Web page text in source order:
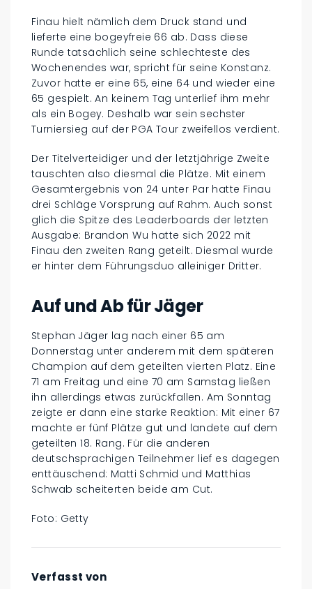
Finau hielt nämlich dem Druck stand und
lieferte eine bogeyfreie 66 ab. Dass diese
Runde tatsächlich seine schlechteste des
Wochenendes war, spricht für seine Konstanz.
Zuvor hatte er eine 65, eine 64 und wieder eine
65 gespielt. An keinem Tag unterlief ihm mehr
als ein Bogey. Deshalb war sein sechster
Turniersieg auf der PGA Tour zweifellos verdient.
Der Titelverteidiger und der letztjährige Zweite
tauschten also diesmal die Plätze. Mit einem
Gesamtergebnis von 24 unter Par hatte Finau
drei Schläge Vorsprung auf Rahm. Auch sonst
glich die Spitze des Leaderboards der letzten
Ausgabe: Brandon Wu hatte sich 2022 mit
Finau den zweiten Rang geteilt. Diesmal wurde
er hinter dem Führungsduo alleiniger Dritter.
Auf und Ab für Jäger
Stephan Jäger lag nach einer 65 am
Donnerstag unter anderem mit dem späteren
Champion auf dem geteilten vierten Platz. Eine
71 am Freitag und eine 70 am Samstag ließen
ihn allerdings etwas zurückfallen. Am Sonntag
zeigte er dann eine starke Reaktion: Mit einer 67
machte er fünf Plätze gut und landete auf dem
geteilten 18. Rang. Für die anderen
deutschsprachigen Teilnehmer lief es dagegen
enttäuschend: Matti Schmid und Matthias
Schwab scheiterten beide am Cut.
Foto: Getty
Verfasst von